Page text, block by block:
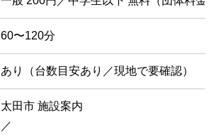
60〜120分
あり（台数目安あり／現地で要確認）
太田市 施設案内
／